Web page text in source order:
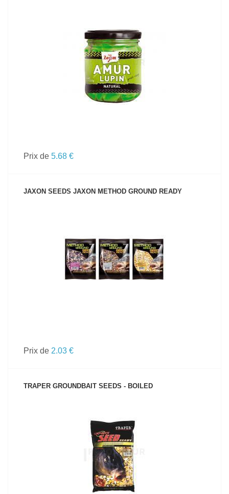
VOIR LE PRODUIT
Prix de 5.68 €
JAXON SEEDS JAXON METHOD GROUND READY
VOIR LE PRODUIT
Prix de 2.03 €
TRAPER GROUNDBAIT SEEDS - BOILED
VOIR LE PRODUIT